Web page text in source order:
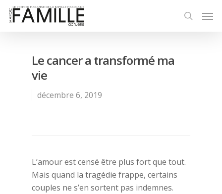
Le cancer a transformé ma
vie
décembre 6, 2019
L’amour est censé être plus fort que tout.
Mais quand la tragédie frappe, certains
couples ne s’en sortent pas indemnes.